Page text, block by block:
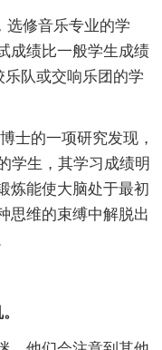
选修音乐专业的学
成绩比一般学生成绩
队或交响乐团的学
士的一项研究发现，
学生，其学习成绩明
炼能使大脑处于最初
思维的束缚中解脱出